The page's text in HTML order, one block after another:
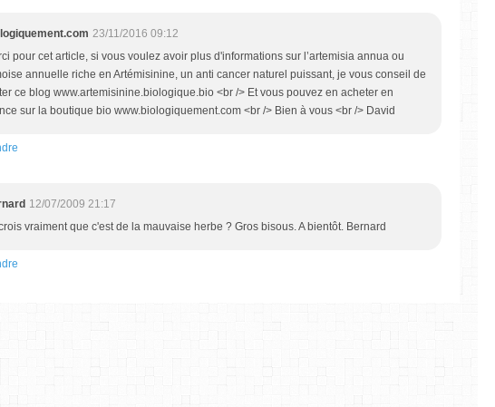
23/11/2016 09:12
pour cet article, si vous voulez avoir plus d'informations sur l’artemisia annua ou
annuelle riche en Artémisinine, un anti cancer naturel puissant, je vous conseil de
ce blog www.artemisinine.biologique.bio <br /> Et vous pouvez en acheter en
sur la boutique bio www.biologiquement.com <br /> Bien à vous <br /> David
12/07/2009 21:17
vraiment que c'est de la mauvaise herbe ? Gros bisous. A bientôt. Bernard